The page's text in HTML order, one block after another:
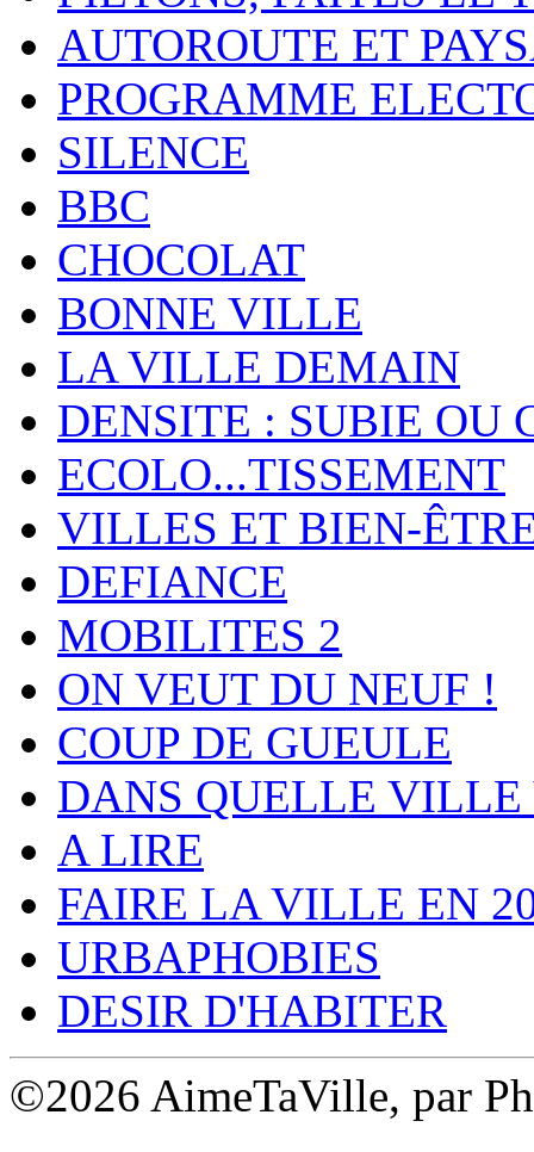
AUTOROUTE ET
PROGRAMME
SILENCE
BBC
CHOCOLAT
BONNE VILLE
LA VILLE DEMAIN
DENSITE : SUBIE OU
ECOLO...TISSEMENT
VILLES ET BIEN-
DEFIANCE
MOBILITES 2
ON VEUT DU NEUF !
COUP DE GUEULE
DANS QUELLE
A LIRE
FAIRE LA VILLE EN
URBAPHOBIES
DESIR D'HABITER
©2026 AimeTaVille, par